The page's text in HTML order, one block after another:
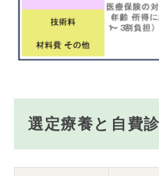
選定療養と自費